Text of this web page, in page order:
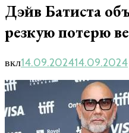
Дэйв Батиста
резкую потерю
вкл14.09.202414.09.2024